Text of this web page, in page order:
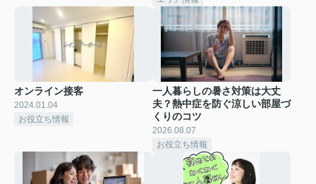
オンライン接客
2024.01.04
お役立ち情報
一人暮らしの暑さ対策は大丈
夫？熱中症を防ぐ涼しい部屋づ
くりのコツ
2026.08.07
お役立ち情報